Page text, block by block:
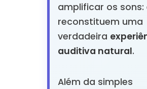
amplificar os sons:
reconstituem uma
verdadeira
auditiva natural.
Além da simples